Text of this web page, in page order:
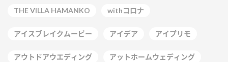
THE VILLA HAMANKO withコロナ
アイスブレイクムービー アイデア アイプリモ
アウトドアウエディング アットホームウェディング